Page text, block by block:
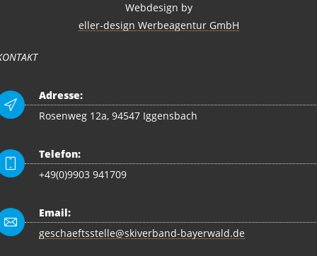
Webdesign by
eller-design Werbeagentur GmbH
Adresse:
Rosenweg 12a, 94547 Iggensbach
Telefon:
+49(0)9903 941709
Email:
geschaeftsstelle@skiverband-bayerwald.de